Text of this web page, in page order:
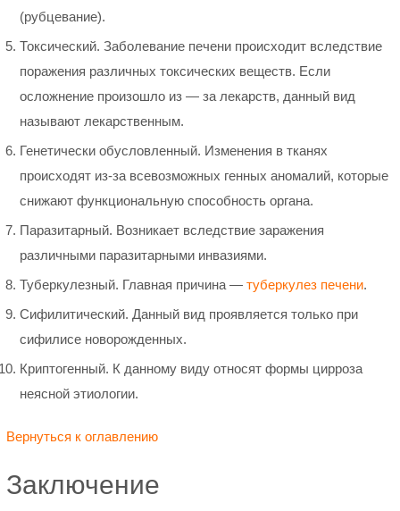
(рубцевание).
Токсический. Заболевание печени происходит вследствие
поражения различных токсических веществ. Если
осложнение произошло из — за лекарств, данный вид
называют лекарственным.
Генетически обусловленный. Изменения в тканях
происходят из-за всевозможных генных аномалий, которые
снижают функциональную способность органа.
Паразитарный. Возникает вследствие заражения
различными паразитарными инвазиями.
Туберкулезный. Главная причина —туберкулез печени.
Сифилитический. Данный вид проявляется только при
сифилисе новорожденных.
Криптогенный. К данному виду относят формы цирроза
неясной этиологии.
Вернуться к оглавлению
Заключение